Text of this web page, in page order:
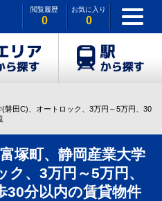
閲覧履歴
0
お気に入り
0
磐田C)、オートロック、3万円～5万円、30
塚町、静岡産業大学
、3万円～5万円、
30分以内の賃貸物件